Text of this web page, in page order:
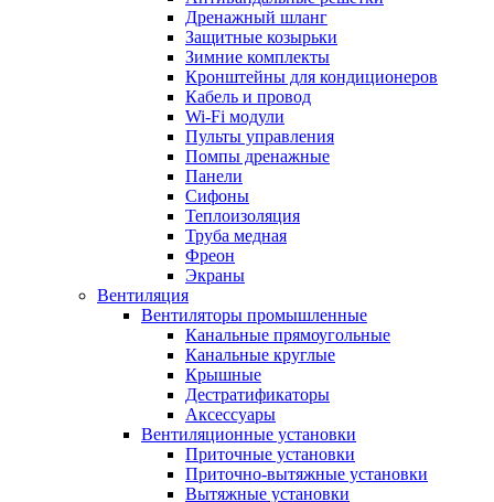
Дренажный шланг
Защитные козырьки
Зимние комплекты
Кронштейны для кондиционеров
Кабель и провод
Wi-Fi модули
Пульты управления
Помпы дренажные
Панели
Сифоны
Теплоизоляция
Труба медная
Фреон
Экраны
Вентиляция
Вентиляторы промышленные
Канальные прямоугольные
Канальные круглые
Крышные
Дестратификаторы
Аксессуары
Вентиляционные установки
Приточные установки
Приточно-вытяжные установки
Вытяжные установки